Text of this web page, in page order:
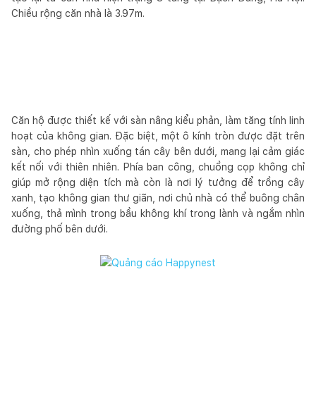
Chiều rộng căn nhà là 3.97m.
Căn hộ được thiết kế với sàn nâng kiểu phản, làm tăng tính linh
hoạt của không gian. Đặc biệt, một ô kính tròn được đặt trên
sàn, cho phép nhìn xuống tán cây bên dưới, mang lại cảm giác
kết nối với thiên nhiên. Phía ban công, chuồng cọp không chỉ
giúp mở rộng diện tích mà còn là nơi lý tưởng để trồng cây
xanh, tạo không gian thư giãn, nơi chủ nhà có thể buông chân
xuống, thả mình trong bầu không khí trong lành và ngắm nhìn
đường phố bên dưới.